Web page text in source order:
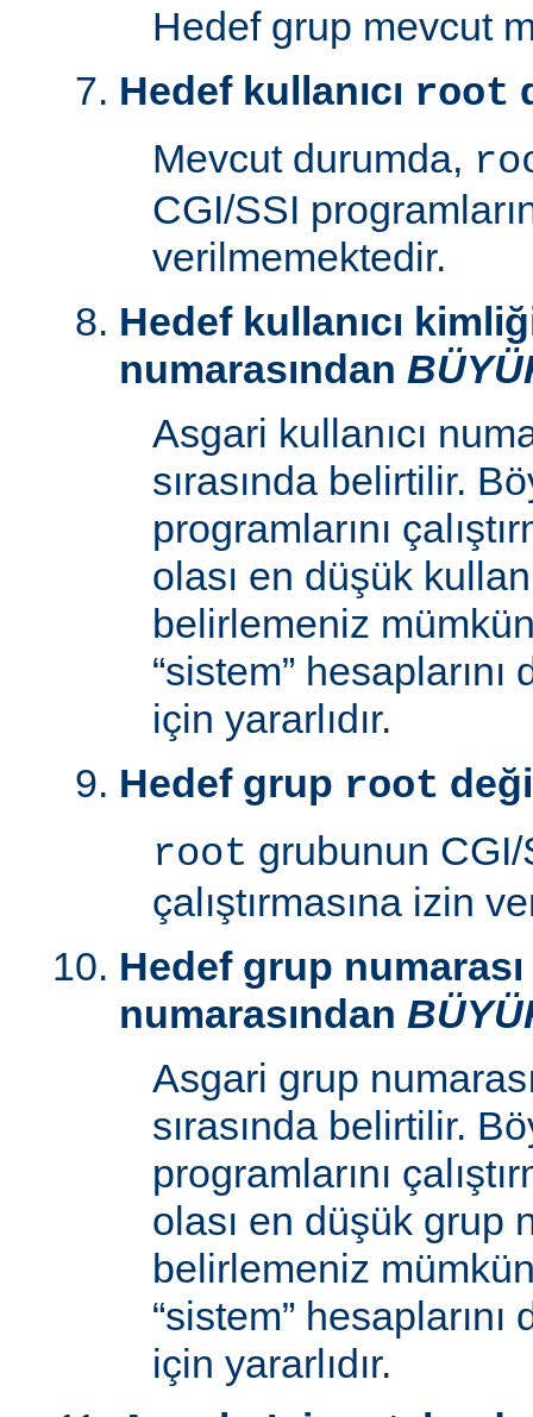
Hedef grup mevcut
Hedef kullanıcı root
Mevcut durumda,
CGI/SSI
verilmemektedir.
Hedef kullanıcı
numarasından
Asgari kullanıcı
sırasında belirtilir.
programlarını
olası en düşük
belirlemeniz mümkün
“sistem”
için yararlıdır.
Hedef grup root
root grubunun CGI/
çalıştırmasına izin
Hedef grup
numarasından
Asgari grup
sırasında belirtilir.
programlarını
olası en düşük grup
belirlemeniz mümkün
“sistem”
için yararlıdır.